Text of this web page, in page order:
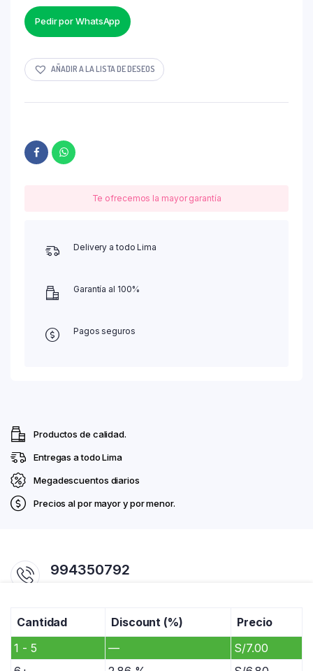
Cantidad Discount (%)
Precio
1 - 5
— S/7.00
Pedir por WhatsApp
AÑADIR A LA LISTA DE DESEOS
Te ofrecemos la mayor garantía
Delivery a todo Lima
Garantía al 100%
Pagos seguros
Productos de calidad.
Entregas a todo Lima
Megadescuentos diarios
Precios al por mayor y por menor.
994350792
comercialrosadito@gmail.com / ventas@rosadito.com.pe
Av. La Cultura 701. Pasaje Chanchamayo #1. Mercado Productores De
Santa Anita.